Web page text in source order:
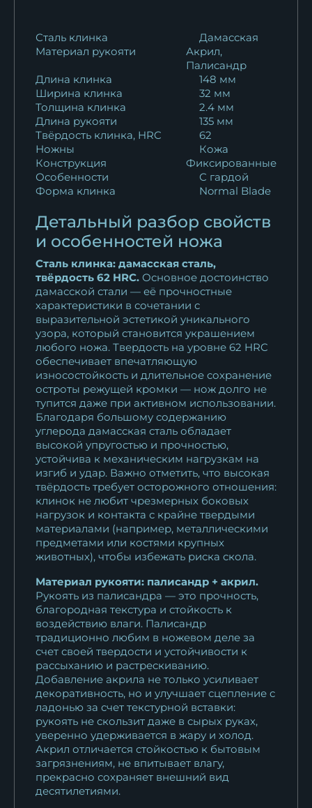
Нож Овод 2 Х12МФ
карельская береза...
Нож Овод 2 дамаск
нержавеющий...
45 921₽
Нож Овод 2 Elmax карельская
береза...
Нож Овод 2 булат карельская
береза...
18 389₽
Нож Овод 2 Х12МФ
палисандр акрил
10 922₽
Нож Овод 2 дамаск
ламинированный...
25 753₽
Нож Овод 2 дамаск торцевой
с...
25 753₽
Нож Овод 2 сталь N690
карельская...
15 950₽
Сталь клинка
Дамасская
Материал рукояти
Акрил,
Палисандр
Длина клинка
148 мм
Ширина клинка
32 мм
Толщина клинка
2.4 мм
Длина рукояти
135 мм
Твёрдость клинка, HRC
62
Ножны
Кожа
Конструкция
Фиксированные
Особенности
С гардой
Форма клинка
Normal Blade
Детальный разбор свойств
и особенностей ножа
Сталь клинка: дамасская сталь,
твёрдость 62 HRC. Основное достоинство
дамасской стали — её прочностные
характеристики в сочетании с
выразительной эстетикой уникального
узора, который становится украшением
любого ножа. Твердость на уровне 62 HRC
обеспечивает впечатляющую
износостойкость и длительное сохранение
остроты режущей кромки — нож долго не
тупится даже при активном использовании.
Благодаря большому содержанию
углерода дамасская сталь обладает
высокой упругостью и прочностью,
устойчива к механическим нагрузкам на
изгиб и удар. Важно отметить, что высокая
твёрдость требует осторожного отношения:
клинок не любит чрезмерных боковых
нагрузок и контакта с крайне твердыми
материалами (например, металлическими
предметами или костями крупных
животных), чтобы избежать риска скола.
Материал рукояти: палисандр + акрил.
Рукоять из палисандра — это прочность,
благородная текстура и стойкость к
воздействию влаги. Палисандр
традиционно любим в ножевом деле за
счет своей твердости и устойчивости к
рассыханию и растрескиванию.
Добавление акрила не только усиливает
декоративность, но и улучшает сцепление с
ладонью за счет текстурной вставки:
рукоять не скользит даже в сырых руках,
уверенно удерживается в жару и холод.
Акрил отличается стойкостью к бытовым
загрязнениям, не впитывает влагу,
прекрасно сохраняет внешний вид
десятилетиями.